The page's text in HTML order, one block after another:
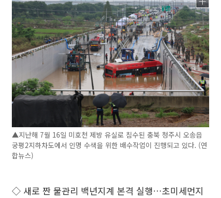
▲지난해 7월 16일 미호천 제방 유실로 침수된 충북 청주시 오송읍
궁평2지하차도에서 인명 수색을 위한 배수작업이 진행되고 있다. (연
합뉴스)
◇ 새로 짠 물관리 백년지계 본격 실행…초미세먼지